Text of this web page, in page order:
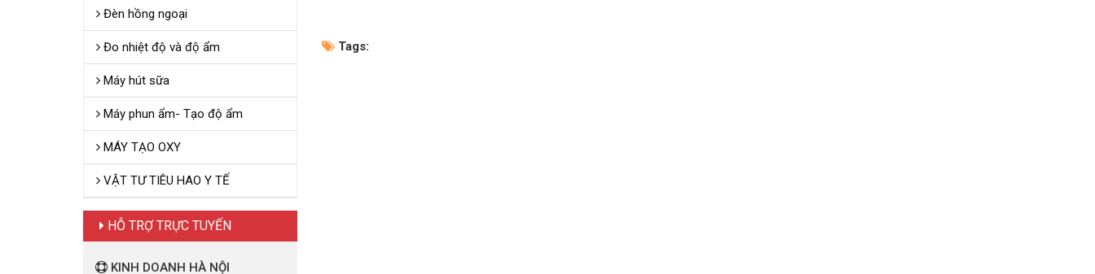
Tags:
Đèn hồng ngoại
Đo nhiệt độ và độ ẩm
Máy hút sữa
Máy phun ẩm- Tạo độ ẩm
MÁY TẠO OXY
VẬT TƯ TIÊU HAO Y TẾ
HỖ TRỢ TRỰC TUYẾN
KINH DOANH HÀ NỘI